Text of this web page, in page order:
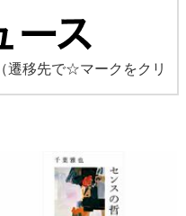
（遷移先で☆マークをクリ